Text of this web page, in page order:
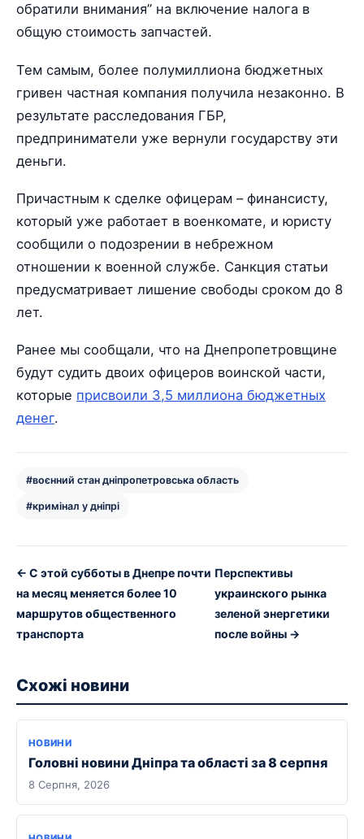
обратили внимания” на включение налога в
общую стоимость запчастей.
Тем самым, более полумиллиона бюджетных
гривен частная компания получила незаконно. В
результате расследования ГБР,
предприниматели уже вернули государству эти
деньги.
Причастным к сделке офицерам – финансисту,
который уже работает в военкомате, и юристу
сообщили о подозрении в небрежном
отношении к военной службе. Санкция статьи
предусматривает лишение свободы сроком до 8
лет.
Ранее мы сообщали, что на Днепропетровщине
будут судить двоих офицеров воинской части,
которые присвоили 3,5 миллиона бюджетных
денег.
#воєнний стан дніпропетровська область
#кримінал у дніпрі
← С этой субботы в Днепре почти
на месяц меняется более 10
маршрутов общественного
транспорта
Перспективы
украинского рынка
зеленой энергетики
после войны →
Схожі новини
НОВИНИ
Головні новини Дніпра та області за 8 серпня
8 Серпня, 2026